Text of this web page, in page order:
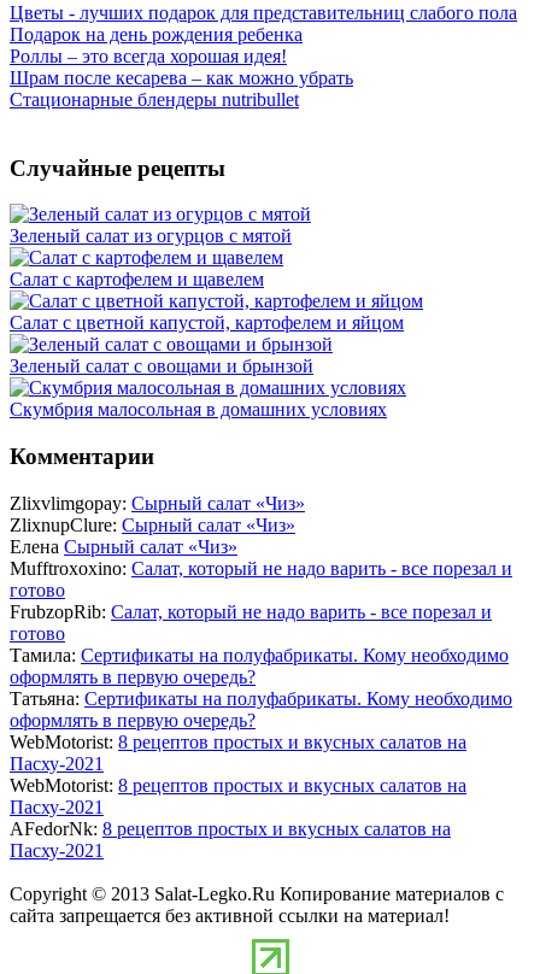
Цветы - лучших подарок для представительниц слабого пола
Подарок на день рождения ребенка
Роллы – это всегда хорошая идея!
Шрам после кесарева – как можно убрать
Стационарные блендеры nutribullet
Случайные рецепты
Зеленый салат из огурцов с мятой
Салат с картофелем и щавелем
Салат с цветной капустой, картофелем и яйцом
Зеленый салат с овощами и брынзой
Скумбрия малосольная в домашних условиях
Комментарии
Zlixvlimgopay: Сырный салат «Чиз»
ZlixnupClure: Сырный салат «Чиз»
Елена Сырный салат «Чиз»
Mufftroxoxino: Салат, который не надо варить - все порезал и
готово
FrubzopRib: Салат, который не надо варить - все порезал и
готово
Тамила: Сертификаты на полуфабрикаты. Кому необходимо
оформлять в первую очередь?
Татьяна: Сертификаты на полуфабрикаты. Кому необходимо
оформлять в первую очередь?
WebMotorist: 8 рецептов простых и вкусных салатов на
Пасху-2021
WebMotorist: 8 рецептов простых и вкусных салатов на
Пасху-2021
AFedorNk: 8 рецептов простых и вкусных салатов на
Пасху-2021
Copyright © 2013 Salat-Legko.Ru Копирование материалов с
сайта запрещается без активной ссылки на материал!